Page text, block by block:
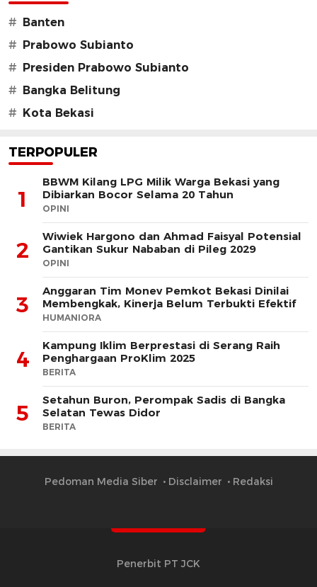
# Banten
# Prabowo Subianto
# Presiden Prabowo Subianto
# Bangka Belitung
# Kota Bekasi
TERPOPULER
1
BBWM Kilang LPG Milik Warga Bekasi yang
Dibiarkan Bocor Selama 20 Tahun
OPINI
2
Wiwiek Hargono dan Ahmad Faisyal Potensial
Gantikan Sukur Nababan di Pileg 2029
OPINI
3
Anggaran Tim Monev Pemkot Bekasi Dinilai
Membengkak, Kinerja Belum Terbukti Efektif
HUMANIORA
4
Kampung Iklim Berprestasi di Serang Raih
Penghargaan ProKlim 2025
BERITA
5
Setahun Buron, Perompak Sadis di Bangka
Selatan Tewas Didor
BERITA
Pedoman Media Siber Disclaimer Redaksi
Penerbit PT JCK